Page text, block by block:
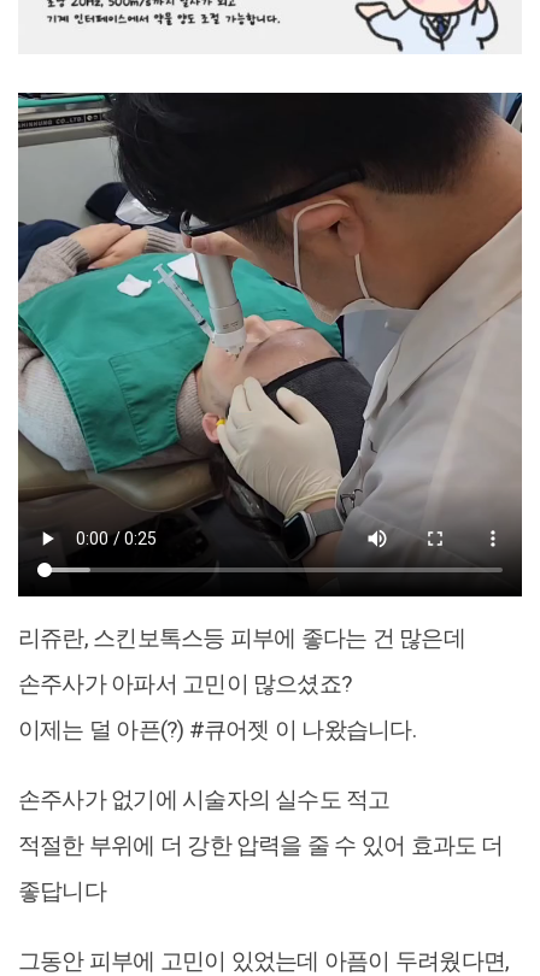
리쥬란, 스킨보톡스등 피부에 좋다는 건 많은데
손주사가 아파서 고민이 많으셨죠?
이제는 덜 아픈(?) #큐어젯 이 나왔습니다.
손주사가 없기에 시술자의 실수도 적고
적절한 부위에 더 강한 압력을 줄 수 있어 효과도 더
좋답니다
그동안 피부에 고민이 있었는데 아픔이 두려웠다면,